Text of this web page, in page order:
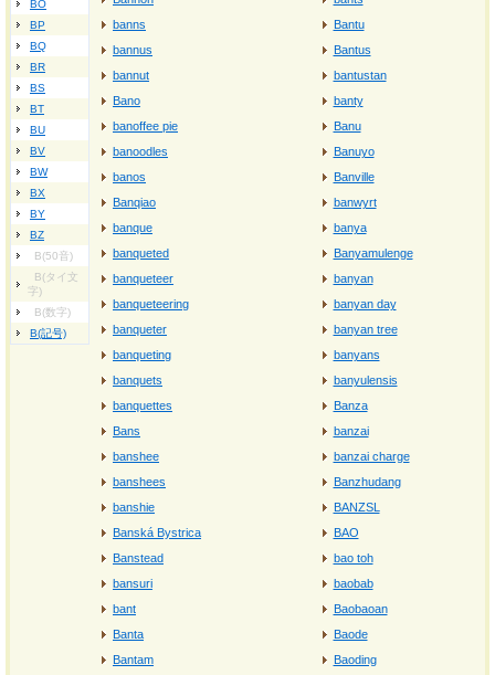
BO
BP
BQ
BR
BS
BT
BU
BV
BW
BX
BY
BZ
B(50音)
B(タイ文
字)
B(数字)
B(記号)
banns
bannus
bannut
Bano
banoffee pie
banoodles
banos
Banqiao
banque
banqueted
banqueteer
banqueteering
banqueter
banqueting
banquets
banquettes
Bans
banshee
banshees
banshie
Banská Bystrica
Banstead
bansuri
bant
Banta
Bantam
Bantu
Bantus
bantustan
banty
Banu
Banuyo
Banville
banwyrt
banya
Banyamulenge
banyan
banyan day
banyan tree
banyans
banyulensis
Banza
banzai
banzai charge
Banzhudang
BANZSL
BAO
bao toh
baobab
Baobaoan
Baode
Baoding